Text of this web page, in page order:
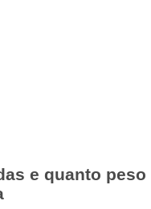
e quanto peso